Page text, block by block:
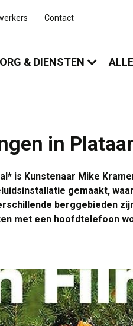
Contact
& DIENSTEN
in
is Kunstenaar Mike
gemaakt,
berggebieden
met een hoofdtelefoon